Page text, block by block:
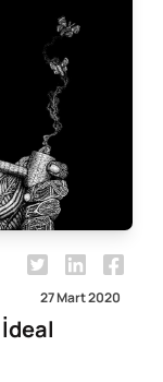
27 Mart 2020